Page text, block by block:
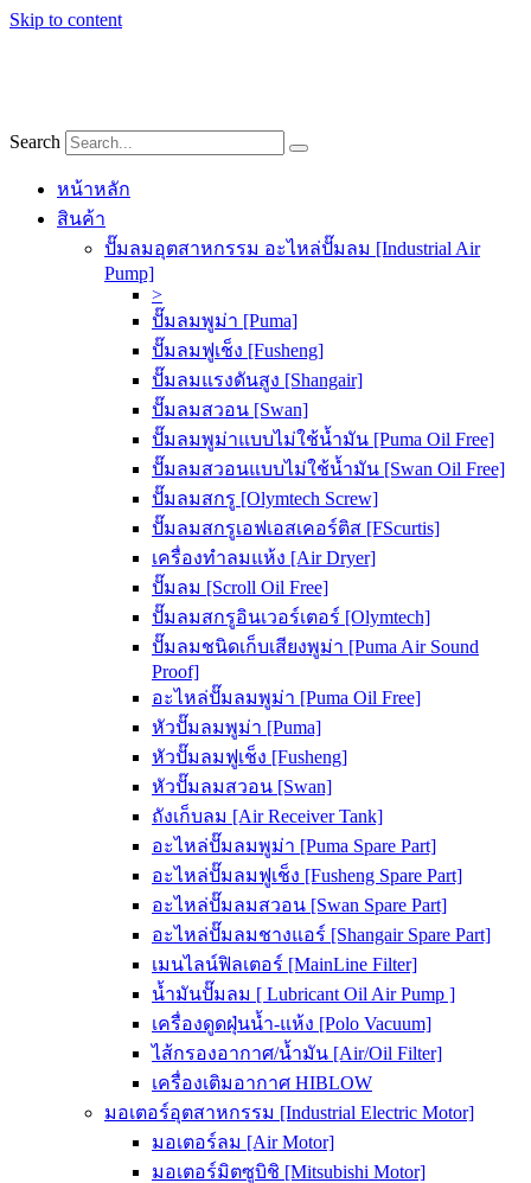
Skip to content
Search
หน้าหลัก
สินค้า
ปั๊มลมอุตสาหกรรม อะไหล่ปั๊มลม [Industrial Air
Pump]
>
ปั๊มลมพูม่า [Puma]
ปั๊มลมฟูเช็ง [Fusheng]
ปั๊มลมแรงดันสูง [Shangair]
ปั๊มลมสวอน [Swan]
ปั๊มลมพูม่าแบบไม่ใช้น้ำมัน [Puma Oil Free]
ปั๊มลมสวอนแบบไม่ใช้น้ำมัน [Swan Oil Free]
ปั๊มลมสกรู [Olymtech Screw]
ปั๊มลมสกรูเอฟเอสเคอร์ติส [FScurtis]
เครื่องทำลมแห้ง [Air Dryer]
ปั๊มลม [Scroll Oil Free]
ปั๊มลมสกรูอินเวอร์เตอร์ [Olymtech]
ปั๊มลมชนิดเก็บเสียงพูม่า [Puma Air Sound
Proof]
อะไหล่ปั๊มลมพูม่า [Puma Oil Free]
หัวปั๊มลมพูม่า [Puma]
หัวปั๊มลมฟูเช็ง [Fusheng]
หัวปั๊มลมสวอน [Swan]
ถังเก็บลม [Air Receiver Tank]
อะไหล่ปั๊มลมพูม่า [Puma Spare Part]
อะไหล่ปั๊มลมฟูเช็ง [Fusheng Spare Part]
อะไหล่ปั๊มลมสวอน [Swan Spare Part]
อะไหล่ปั๊มลมชางแอร์ [Shangair Spare Part]
เมนไลน์ฟิลเตอร์ [MainLine Filter]
น้ำมันปั๊มลม [ Lubricant Oil Air Pump ]
เครื่องดูดฝุ่นน้ำ-แห้ง [Polo Vacuum]
ไส้กรองอากาศ/น้ำมัน [Air/Oil Filter]
เครื่องเติมอากาศ HIBLOW
มอเตอร์อุตสาหกรรม [Industrial Electric Motor]
มอเตอร์ลม [Air Motor]
มอเตอร์มิตซูบิชิ [Mitsubishi Motor]